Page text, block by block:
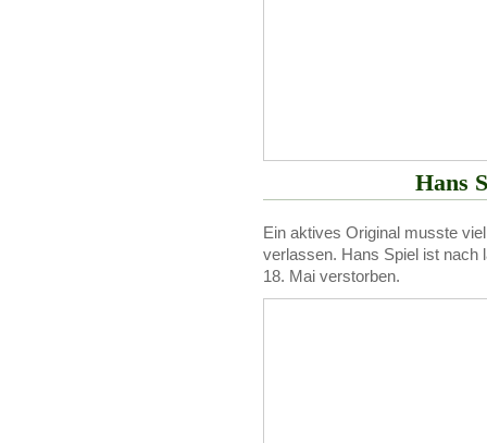
Hans
Ein aktives Original musste
verlassen. Hans Spiel ist nach
18. Mai verstorben.